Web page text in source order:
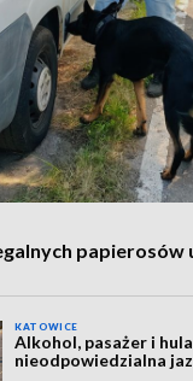
papierosów
KATOWICE
Alkohol, pasażer i
nieodpowiedzialna